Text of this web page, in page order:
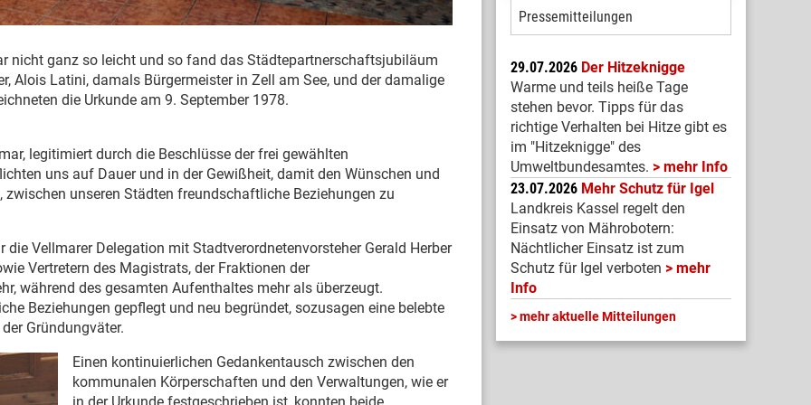
Pressemitteilungen
29.07.2026 Der Hitzeknigge
Warme und teils heiße Tage
stehen bevor. Tipps für das
richtige Verhalten bei Hitze gibt es
im "Hitzeknigge" des
Umweltbundesamtes.
mehr Info
23.07.2026 Mehr Schutz für Igel
Landkreis Kassel regelt den
Einsatz von Mährobotern:
Nächtlicher Einsatz ist zum
Schutz für Igel verboten
mehr
Info
mehr aktuelle Mitteilungen
nicht ganz so leicht und so fand das Städtepartnerschaftsjubiläum
Alois Latini, damals Bürgermeister in Zell am See, und der damalige
die Urkunde am 9. September 1978.
legitimiert durch die Beschlüsse der frei gewählten
uns auf Dauer und in der Gewißheit, damit den Wünschen und
unseren Städten freundschaftliche Beziehungen zu
Vellmarer Delegation mit Stadtverordnetenvorsteher Gerald Herber
Vertretern des Magistrats, der Fraktionen der
während des gesamten Aufenthaltes mehr als überzeugt.
Beziehungen gepflegt und neu begründet, sozusagen eine belebte
Gründungväter.
Einen kontinuierlichen Gedankentausch zwischen den
kommunalen Körperschaften und den Verwaltungen, wie er